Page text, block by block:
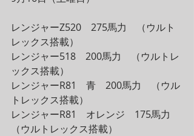
レンジャーZ520　275馬力　（ウルト
レックス搭載）
レンジャー518　200馬力　（ウルトレ
ックス搭載）
レンジャーR81　青　200馬力　（ウル
トレックス搭載）
レンジャーR81　オレンジ　175馬力
（ウルトレックス搭載）